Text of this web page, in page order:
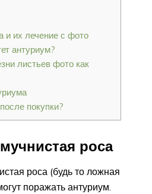
и их лечение с фото
антуриум?
листьев фото как
покупки?
роса
роса (будь то ложная
поражать антуриум.